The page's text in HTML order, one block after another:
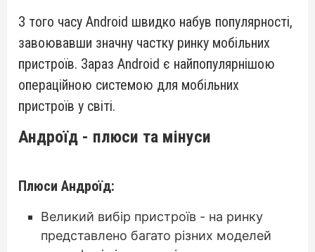
З того часу Android швидко набув популярності,
завоювавши значну частку ринку мобільних
пристроїв. Зараз Android є найпопулярнішою
операційною системою для мобільних
пристроїв у світі.
Андроїд - плюси та мінуси
Плюси Андроїд:
Великий вибір пристроїв - на ринку
представлено багато різних моделей